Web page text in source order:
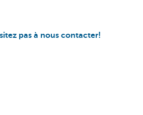
pas à nous contacter!